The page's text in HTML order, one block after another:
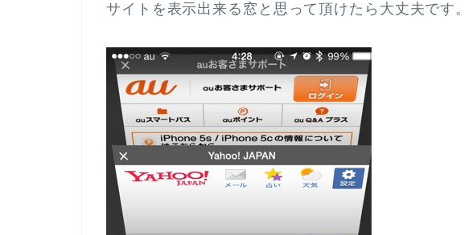
サイトを表示出来る窓と思って頂けたら大丈夫です。